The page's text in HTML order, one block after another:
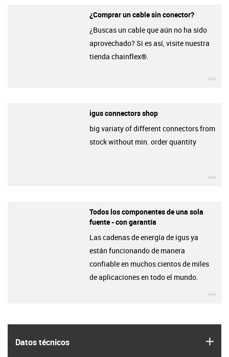
Datos técnicos
¿Comprar un cable sin conector?
¿Buscas un cable que aún no ha sido
aprovechado? Si es así, visite nuestra
tienda chainflex®.
igus connectors shop
big variaty of different connectors from
stock without min. order quantity
Todos los componentes de una sola
fuente - con garantía
Las cadenas de energía de igus ya
están funcionando de manera
confiable en muchos cientos de miles
de aplicaciones en todo el mundo.